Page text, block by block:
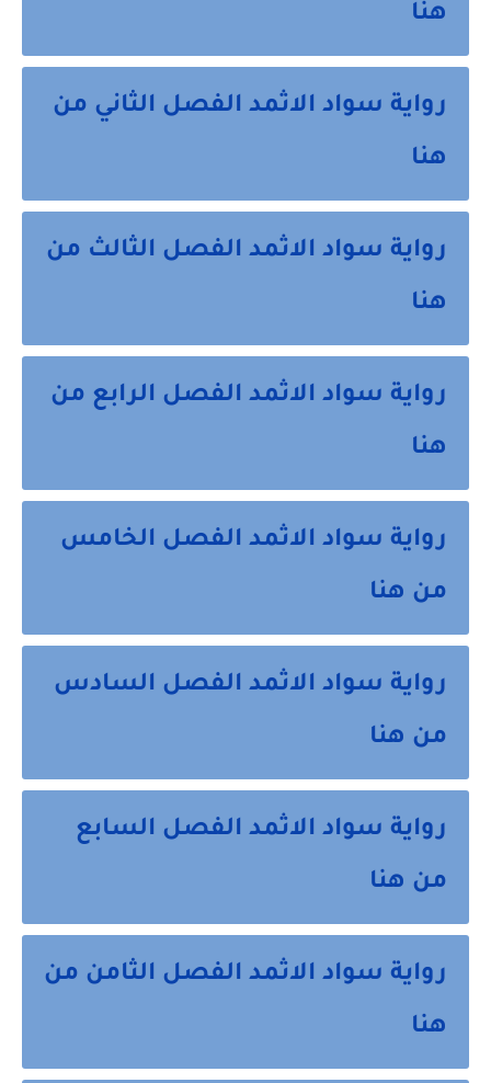
هنا
رواية سواد الاثمد الفصل الثاني من
هنا
رواية سواد الاثمد الفصل الثالث من
هنا
رواية سواد الاثمد الفصل الرابع من
هنا
رواية سواد الاثمد الفصل الخامس
من هنا
رواية سواد الاثمد الفصل السادس
من هنا
رواية سواد الاثمد الفصل السابع
من هنا
رواية سواد الاثمد الفصل الثامن من
هنا